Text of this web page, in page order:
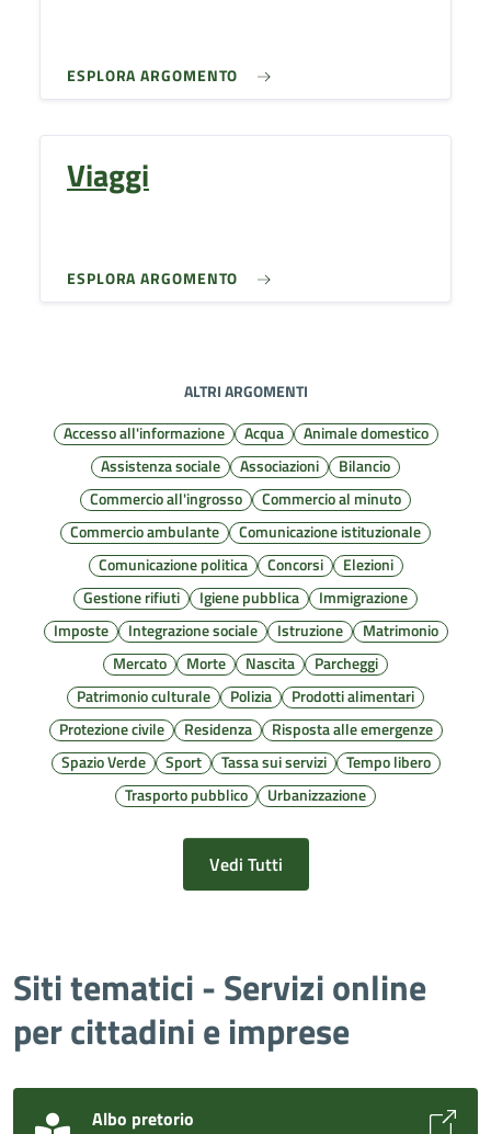
ESPLORA ARGOMENTO
Viaggi
ESPLORA ARGOMENTO
ALTRI ARGOMENTI
Accesso all'informazione
Acqua
Animale domestico
Assistenza sociale
Associazioni
Bilancio
Commercio all'ingrosso
Commercio al minuto
Commercio ambulante
Comunicazione istituzionale
Comunicazione politica
Concorsi
Elezioni
Gestione rifiuti
Igiene pubblica
Immigrazione
Imposte
Integrazione sociale Istruzione
Matrimonio
Mercato
Morte Nascita
Parcheggi
Patrimonio culturale
Polizia
Prodotti alimentari
Protezione civile
Residenza
Risposta alle emergenze
Spazio Verde
Sport Tassa sui servizi
Tempo libero
Trasporto pubblico
Urbanizzazione
Vedi Tutti
Siti tematici - Servizi online
per cittadini e imprese
Albo pretorio